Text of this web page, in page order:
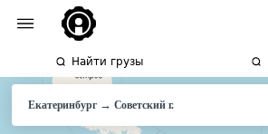
Найти грузы
Екатеринбург→ Советский г.